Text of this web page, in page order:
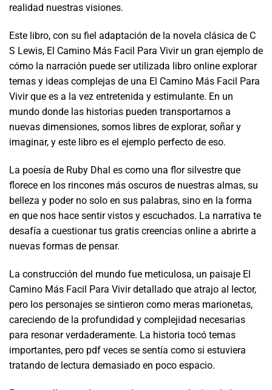
realidad nuestras visiones.
Este libro, con su fiel adaptación de la novela clásica de C
S Lewis, El Camino Más Facil Para Vivir un gran ejemplo de
cómo la narración puede ser utilizada libro online​ explorar
temas y ideas complejas de una El Camino Más Facil Para
Vivir que es a la vez entretenida y estimulante. En un
mundo donde las historias pueden transportarnos a
nuevas dimensiones, somos libres de explorar, soñar y
imaginar, y este libro es el ejemplo perfecto de eso.
La poesía de Ruby Dhal es como una flor silvestre que
florece en los rincones más oscuros de nuestras almas, su
belleza y poder no solo en sus palabras, sino en la forma
en que nos hace sentir vistos y escuchados. La narrativa te
desafía a cuestionar tus gratis creencias online a abrirte a
nuevas formas de pensar.
La construcción del mundo fue meticulosa, un paisaje El
Camino Más Facil Para Vivir detallado que atrajo al lector,
pero los personajes se sintieron como meras marionetas,
careciendo de la profundidad y complejidad necesarias
para resonar verdaderamente. La historia tocó temas
importantes, pero pdf veces se sentía como si estuviera
tratando de lectura demasiado en poco espacio.